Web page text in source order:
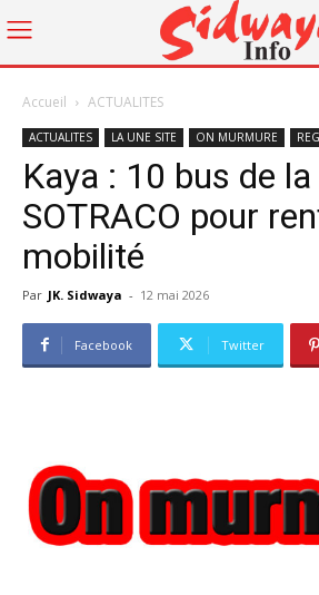
Accueil ACTUALITES
ACTUALITES LA UNE SITE ON MURMURE
Kaya : 10 bus de la
SOTRACO pour
mobilité
Par JK. Sidwaya - 12 mai 2026
Facebook Twitter